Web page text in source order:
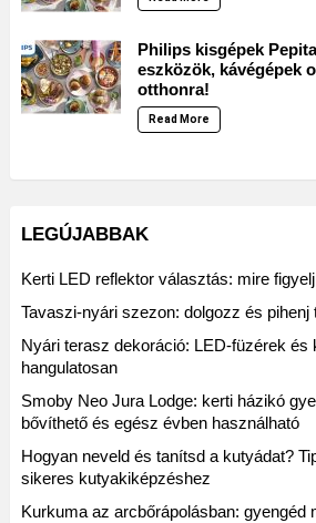
Philips kisgépek
eszközök, kávégépek
otthonra!
Read More
LEGÚJABBAK
Kerti LED reflektor választás: mire
Tavaszi-nyári szezon: dolgozz és pihenj
Nyári terasz dekoráció: LED-füzérek és
hangulatosan
Smoby Neo Jura Lodge: kerti házikó
bővíthető és egész évben használható
Hogyan neveld és tanítsd a kutyádat?
sikeres kutyakiképzéshez
Kurkuma az arcbőrápolásban: gyengéd